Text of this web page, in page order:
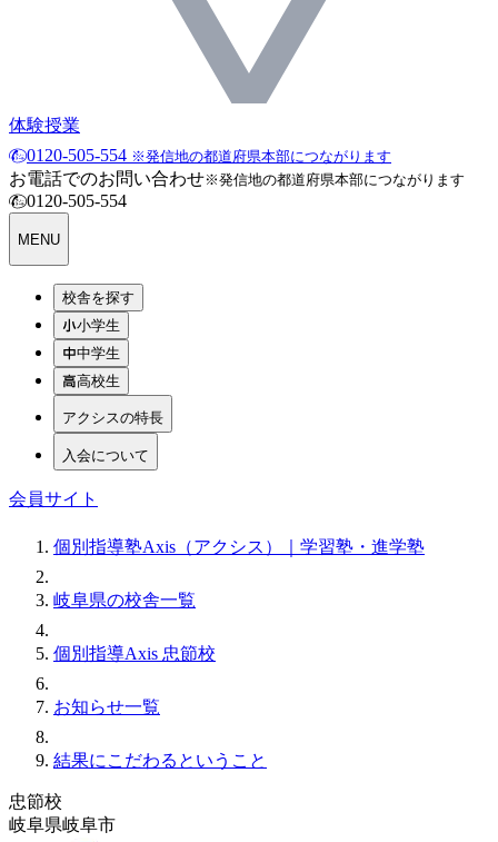
体験授業
0120-505-554 ※発信地の都道府県本部につながります
お電話でのお問い合わせ※発信地の都道府県本部につながります
0120-505-554
MENU
校舎を探す
小学生
中学生
高校生
アクシスの特長
入会について
会員サイト
個別指導塾Axis（アクシス）｜学習塾・進学塾
岐阜県の校舎一覧
個別指導Axis 忠節校
お知らせ一覧
結果にこだわるということ
忠節校
岐阜県岐阜市